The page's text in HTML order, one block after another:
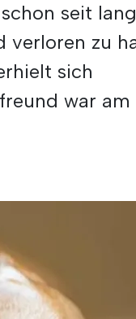
seit
verloren zu
sich
war am